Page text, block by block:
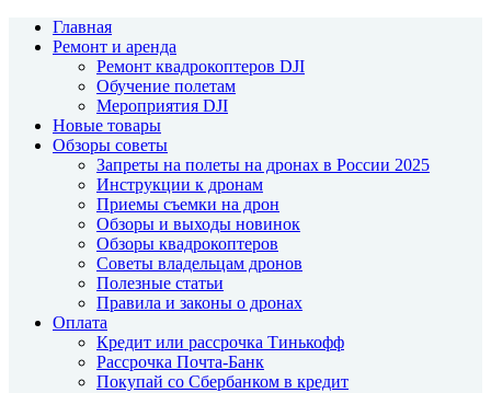
Главная
Ремонт и аренда
Ремонт квадрокоптеров DJI
Обучение полетам
Мероприятия DJI
Новые товары
Обзоры советы
Запреты на полеты на дронах в России 2025
Инструкции к дронам
Приемы съемки на дрон
Обзоры и выходы новинок
Обзоры квадрокоптеров
Советы владельцам дронов
Полезные статьи
Правила и законы о дронах
Оплата
Кредит или рассрочка Тинькофф
Рассрочка Почта-Банк
Покупай со Сбербанком в кредит